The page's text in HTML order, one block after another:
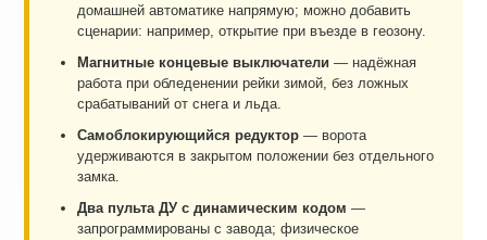
домашней автоматике напрямую; можно добавить
сценарии: например, открытие при въезде в геозону.
Магнитные концевые выключатели — надёжная
работа при обледенении рейки зимой, без ложных
срабатываний от снега и льда.
Самоблокирующийся редуктор — ворота
удерживаются в закрытом положении без отдельного
замка.
Два пульта ДУ с динамическим кодом —
запрограммированы с завода; физическое